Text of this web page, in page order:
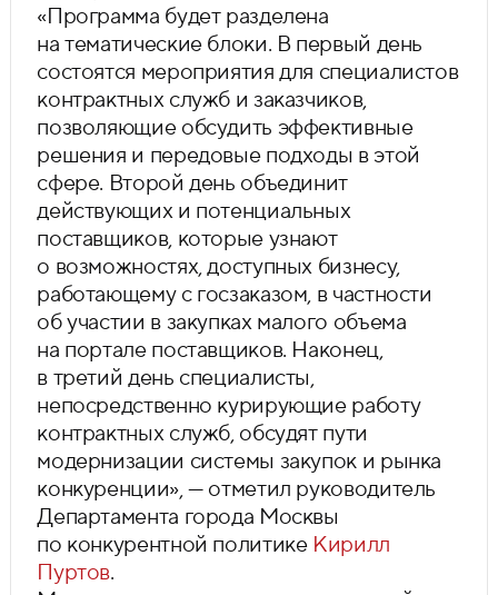
«Программа будет разделена
на тематические блоки. В первый день
состоятся мероприятия для специалистов
контрактных служб и заказчиков,
позволяющие обсудить эффективные
решения и передовые подходы в этой
сфере. Второй день объединит
действующих и потенциальных
поставщиков, которые узнают
о возможностях, доступных бизнесу,
работающему с госзаказом, в частности
об участии в закупках малого объема
на портале поставщиков. Наконец,
в третий день специалисты,
непосредственно курирующие работу
контрактных служб, обсудят пути
модернизации системы закупок и рынка
конкуренции», — отметил руководитель
Департамента города Москвы
по конкурентной политике Кирилл
Пуртов.